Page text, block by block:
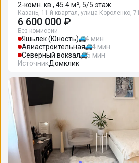
2-комн. кв., 45.4 м², 5/5 этаж
Казань, 11-й квартал, улица Короленко, 71
6 600 000 ₽
Без комиссии
Яшьлек (Юность)
4 мин
Авиастроительная
4 мин
Северный вокзал
5 мин
ИсточникДомклик